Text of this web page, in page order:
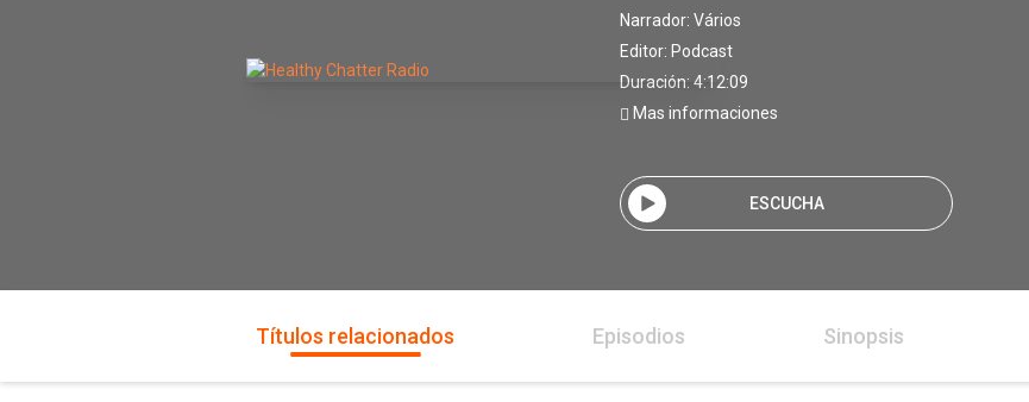
Narrador: Vários
Editor: Podcast
Duración: 4:12:09
Mas informaciones
ESCUCHA
Títulos relacionados Episodios Sinopsis